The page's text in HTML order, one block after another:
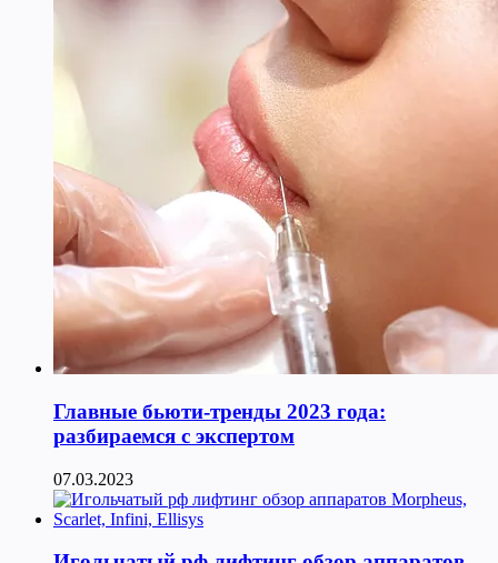
Главные бьюти-тренды 2023 года:
разбираемся с экспертом
07.03.2023